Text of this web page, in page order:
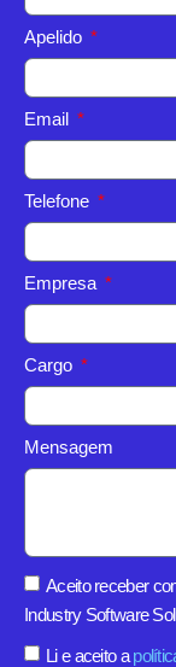
Apelido
Email
Telefone
Empresa
Cargo
Mensagem
Aceito receber
Industry Software
Li e aceito a